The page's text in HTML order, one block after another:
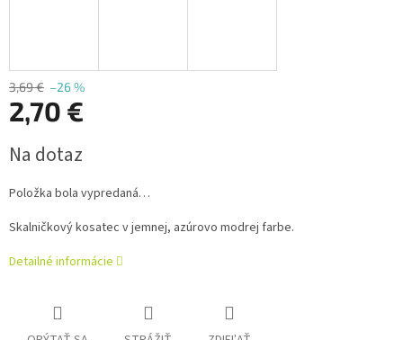
3,69 € –26 %
2,70 €
cena:
Na dotaz
Položka bola vypredaná…
Skalničkový kosatec v jemnej, azúrovo modrej farbe.
Detailné informácie